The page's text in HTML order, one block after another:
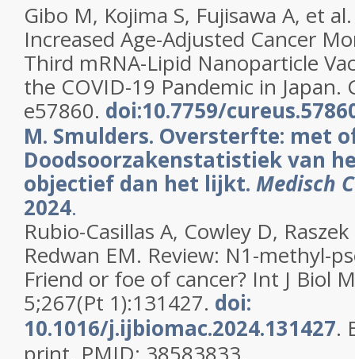
Gibo M, Kojima S, Fujisawa A, et
Increased Age-Adjusted Cancer
Third mRNA-Lipid Nanoparticle
the COVID-19 Pandemic in Japan.
e57860. doi:10.7759/
M. Smulders. Oversterfte: met
Doodsoorzakenstatistiek van
objectief dan het lijkt. Medisch
2024.
Rubio-Casillas A, Cowley D,
Redwan EM. Review: N1-methyl-
Friend or foe of cancer? Int J Biol
5;267(Pt 1):131427. doi:
10.1016/j.ijbiomac.2024.131427.